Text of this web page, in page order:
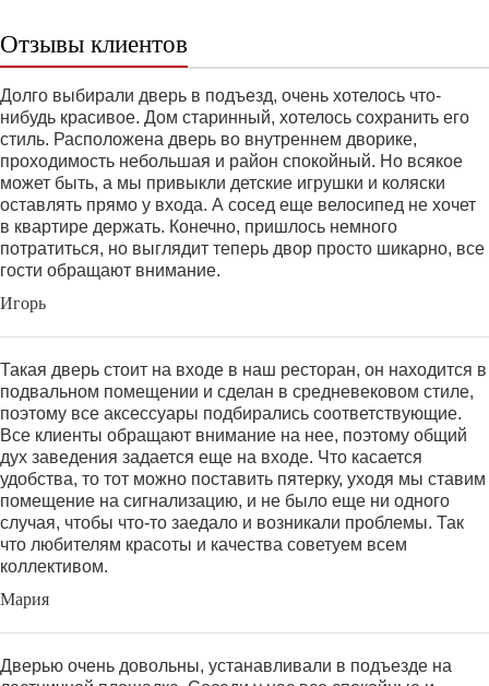
Отзывы клиентов
Долго выбирали дверь в подъезд, очень хотелось что-
нибудь красивое. Дом старинный, хотелось сохранить его
стиль. Расположена дверь во внутреннем дворике,
проходимость небольшая и район спокойный. Но всякое
может быть, а мы привыкли детские игрушки и коляски
оставлять прямо у входа. А сосед еще велосипед не хочет
в квартире держать. Конечно, пришлось немного
потратиться, но выглядит теперь двор просто шикарно, все
гости обращают внимание.
Игорь
Такая дверь стоит на входе в наш ресторан, он находится в
подвальном помещении и сделан в средневековом стиле,
поэтому все аксессуары подбирались соответствующие.
Все клиенты обращают внимание на нее, поэтому общий
дух заведения задается еще на входе. Что касается
удобства, то тот можно поставить пятерку, уходя мы ставим
помещение на сигнализацию, и не было еще ни одного
случая, чтобы что-то заедало и возникали проблемы. Так
что любителям красоты и качества советуем всем
коллективом.
Мария
Дверью очень довольны, устанавливали в подъезде на